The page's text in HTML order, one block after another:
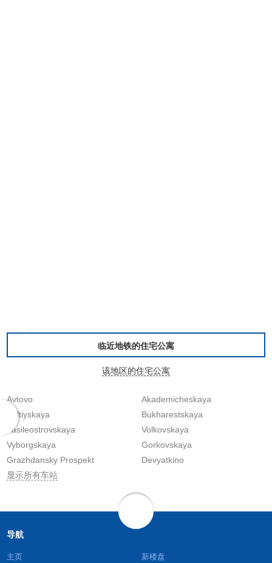
临近地铁的住宅公寓
该地区的住宅公寓
Avtovo
Akademicheskaya
Baltiyskaya
Bukharestskaya
Vasileostrovskaya
Volkovskaya
Vyborgskaya
Gorkovskaya
Grazhdansky Prospekt
Devyatkino
显示所有车站
导航
主页
新楼盘